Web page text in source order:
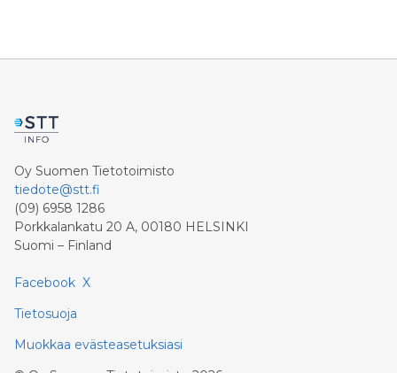
Oy Suomen Tietotoimisto
tiedote@stt.fi
(09) 6958 1286
Porkkalankatu 20 A, 00180 HELSINKI
Suomi – Finland
Facebook X
Tietosuoja
Muokkaa evästeasetuksiasi